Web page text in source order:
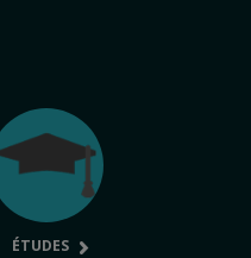
ÉTUDES